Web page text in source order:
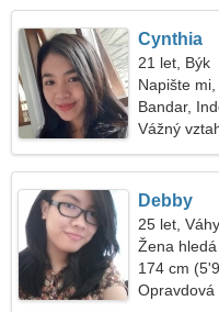
Cynthia
21 let, Býk
Napište
Bandar,
Vážný
Debby
25 let, Váhy
Žena
174 cm
Opravdová